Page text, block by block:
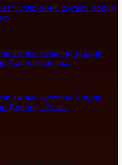
дугаар форум
ажлын хүрээнд Шадар
Дорноговь ай...
ажлын хүрээнд Шадар
Дорнод, Сүхб...